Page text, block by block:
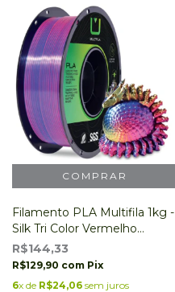
Filamento PLA Multifila 1kg -
Silk Tri Color Vermelho
Amarelo e Azul
R$144,33
R$129,90 com Pix
6x de R$24,06 sem juros